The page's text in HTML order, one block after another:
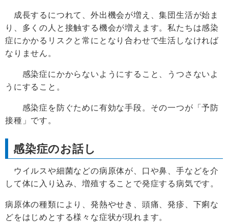
成長するにつれて、外出機会が増え、集団生活が始ま
り、多くの人と接触する機会が増えます。私たちは感染
症にかかるリスクと常にとなり合わせで生活しなければ
なりません。
感染症にかからないようにすること、うつさないよ
うにすること。
感染症を防ぐために有効な手段。その一つが「予防
接種」です。
感染症のお話し
ウイルスや細菌などの病原体が、口や鼻、手などを介
して体に入り込み、増殖することで発症する病気です。
病原体の種類により、発熱やせき、頭痛、発疹、下痢な
どをはじめとする様々な症状が現れます。